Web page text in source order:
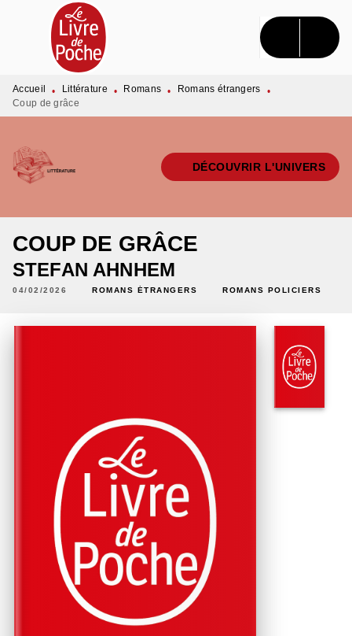
MENU RECHERCHE CONTENU
PIED DE PAGE
Accueil • Littérature • Romans • Romans étrangers
•
Coup de grâce
DÉCOUVRIR L'UNIVERS
COUP DE GRÂCE
STEFAN AHNHEM
04/02/2026 ROMANS ÉTRANGERS ROMANS POLICIERS